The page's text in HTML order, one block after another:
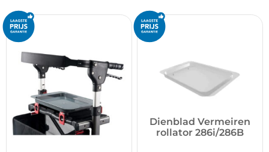
Dienblad Vermeiren
rollator 286i/286B